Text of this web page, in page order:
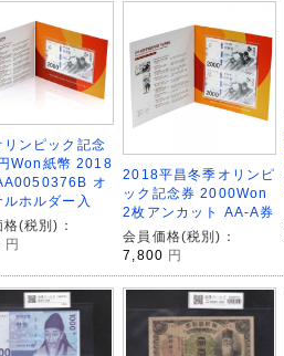
リンピック記念
Won紙幣 2018
オ
ルホルダー入
(税別)：
円
2018平昌冬季オリンピ
ック記念券 2000Won
2枚アンカット AA-A券
会員価格(税別)：
7,800 円